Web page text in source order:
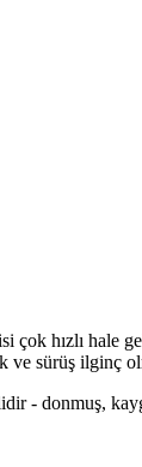
hızlı hale
ve sürüş ilginç
- donmuş,